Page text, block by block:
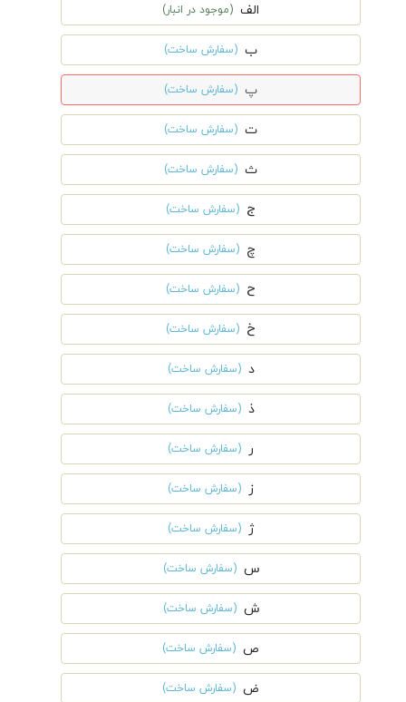
الف (موجود در انبار)
ب (سفارش ساخت)
پ (سفارش ساخت)
ت (سفارش ساخت)
ث (سفارش ساخت)
ج (سفارش ساخت)
چ (سفارش ساخت)
ح (سفارش ساخت)
خ (سفارش ساخت)
د (سفارش ساخت)
ذ (سفارش ساخت)
ر (سفارش ساخت)
ز (سفارش ساخت)
ژ (سفارش ساخت)
س (سفارش ساخت)
ش (سفارش ساخت)
ص (سفارش ساخت)
ض (سفارش ساخت)